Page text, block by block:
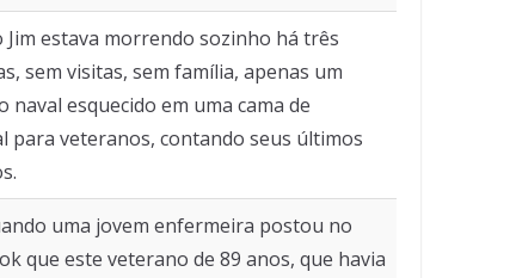
Jim estava morrendo sozinho há três
sem visitas, sem família, apenas um
naval esquecido em uma cama de
para veteranos, contando seus últimos
uma jovem enfermeira postou no
que este veterano de 89 anos, que havia